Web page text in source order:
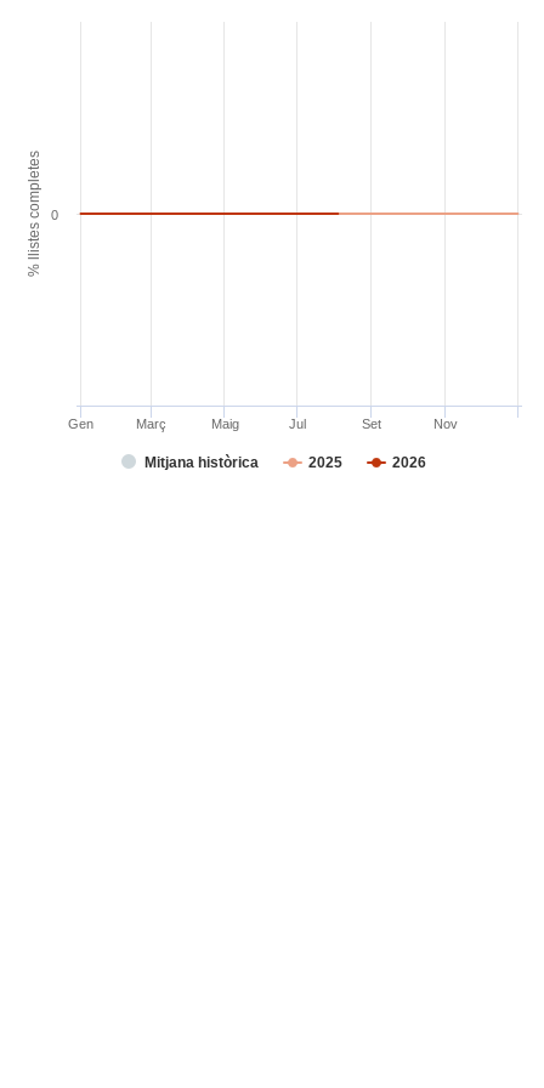
% llistes completes
Mitjana històrica 2025 2026
Gen Març Maig Jul Set Nov
0